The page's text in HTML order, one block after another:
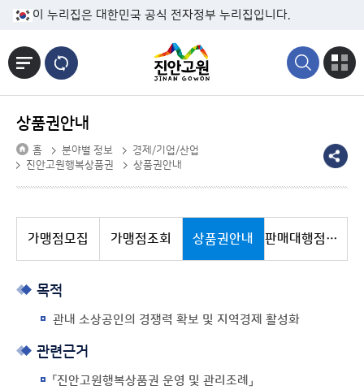
본문바로가기
이 누리집은 대한민국 공식 전자정부 누리집입니다.
상품권안내
홈 분야별 정보
경제/기업/산업
진안고원행복상품권
상품권안내
가맹점모집 가맹점조회 상품권안내 판매대행점조회
목적
관내 소상공인의 경쟁력 확보 및 지역경제 활성화
관련근거
「진안고원행복상품권 운영 및 관리조례」